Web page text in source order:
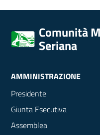
Comunità
Seriana
AMMINISTRAZIONE
Presidente
Giunta Esecutiva
Assemblea